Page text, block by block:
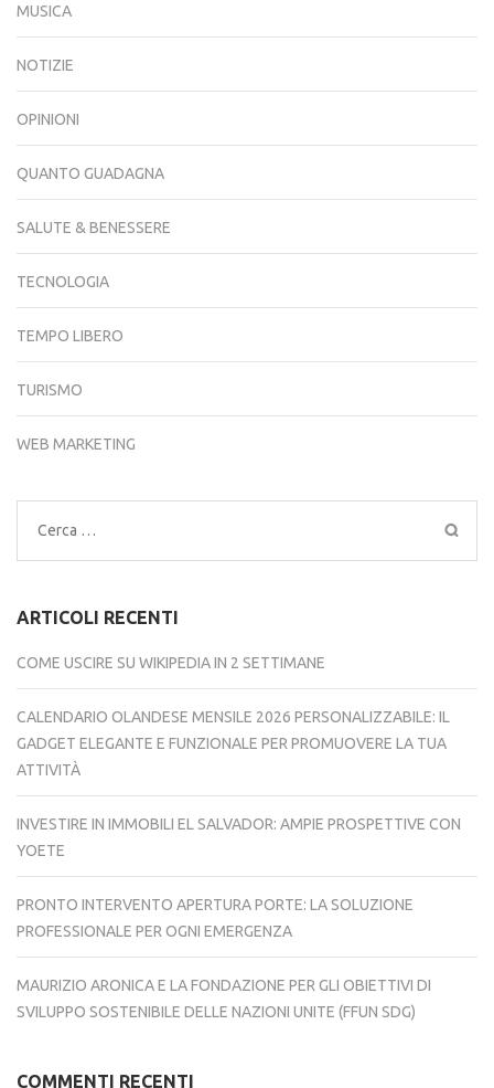
MUSICA
NOTIZIE
OPINIONI
QUANTO GUADAGNA
SALUTE & BENESSERE
TECNOLOGIA
TEMPO LIBERO
TURISMO
WEB MARKETING
Ricerca
per:
ARTICOLI RECENTI
COME USCIRE SU WIKIPEDIA IN 2 SETTIMANE
CALENDARIO OLANDESE MENSILE 2026 PERSONALIZZABILE: IL
GADGET ELEGANTE E FUNZIONALE PER PROMUOVERE LA TUA
ATTIVITÀ
INVESTIRE IN IMMOBILI EL SALVADOR: AMPIE PROSPETTIVE CON
YOETE
PRONTO INTERVENTO APERTURA PORTE: LA SOLUZIONE
PROFESSIONALE PER OGNI EMERGENZA
MAURIZIO ARONICA E LA FONDAZIONE PER GLI OBIETTIVI DI
SVILUPPO SOSTENIBILE DELLE NAZIONI UNITE (FFUN SDG)
COMMENTI RECENTI